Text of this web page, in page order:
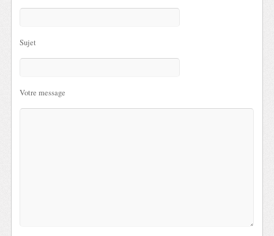
Sujet
Votre message